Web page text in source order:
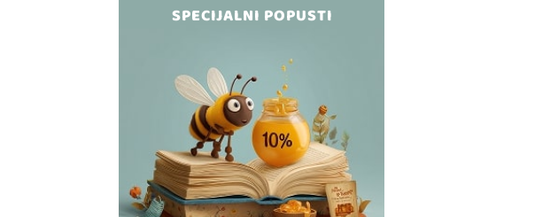
Knjige sa aktivnostima
SPECIJALNI POPUSTI